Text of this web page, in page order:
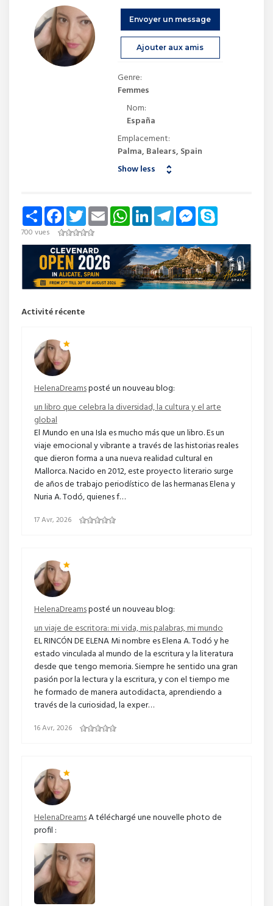
Envoyer un message
Ajouter aux amis
Genre:
Femmes
Nom:
España
Emplacement:
Palma, Balears, Spain
Show less
Share FacebookTwitterEmail WhatsAppLinkedInTelegramMessenger
700 vues
Activité récente
HelenaDreamsposté un nouveau blog:
un libro que celebra la diversidad, la cultura y el arte
global
El Mundo en una Isla es mucho más que un libro. Es un
viaje emocional y vibrante a través de las historias reales
que dieron forma a una nueva realidad cultural en
Mallorca. Nacido en 2012, este proyecto literario surge
de años de trabajo periodístico de las hermanas Elena y
Nuria A. Todó, quienes f…
17 Avr, 2026
HelenaDreamsposté un nouveau blog:
un viaje de escritora: mi vida, mis palabras, mi mundo
EL RINCÓN DE ELENA Mi nombre es Elena A. Todó y he
estado vinculada al mundo de la escritura y la literatura
desde que tengo memoria. Siempre he sentido una gran
pasión por la lectura y la escritura, y con el tiempo me
he formado de manera autodidacta, aprendiendo a
través de la curiosidad, la exper…
16 Avr, 2026
HelenaDreamsA téléchargé une nouvelle photo de
profil :